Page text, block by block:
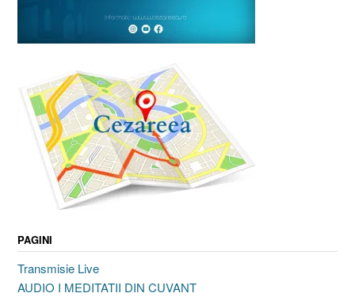
PAGINI
Transmisie Live
AUDIO I MEDITATII DIN CUVANT